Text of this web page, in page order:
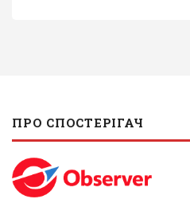
ПРО СПОСТЕРІГАЧ